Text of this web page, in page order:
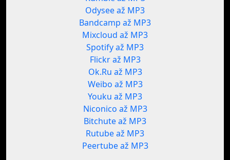
Odysee až MP3
Bandcamp až MP3
Mixcloud až MP3
Spotify až MP3
Flickr až MP3
Ok.Ru až MP3
Weibo až MP3
Youku až MP3
Niconico až MP3
Bitchute až MP3
Rutube až MP3
Peertube až MP3